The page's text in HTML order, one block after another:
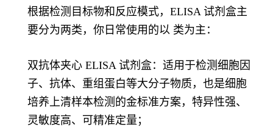
根据检测目标物和反应模式，ELISA 试剂盒主
要分为两类，你日常使用的以 类为主：
双抗体夹心 ELISA 试剂盒：适用于检测细胞因
子、抗体、重组蛋白等大分子物质，也是细胞
培养上清样本检测的金标准方案，特异性强、
灵敏度高、可精准定量；